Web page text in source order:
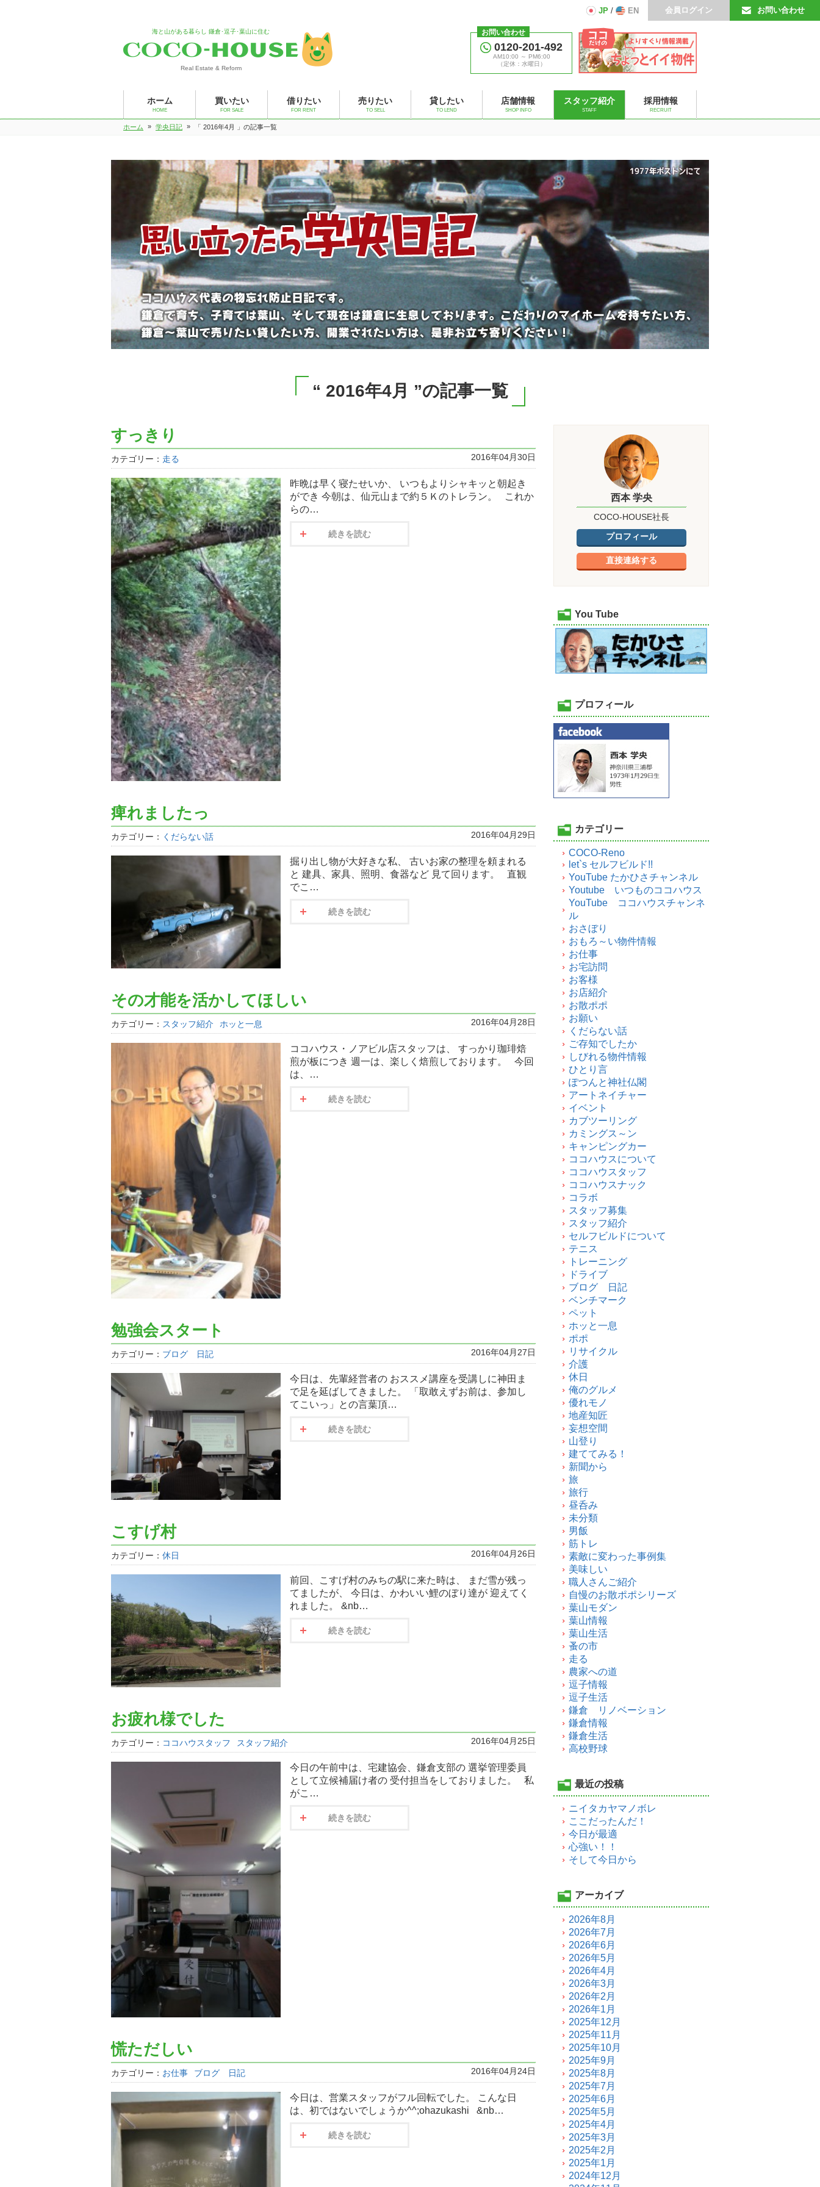
お問い合わせ
会員ログイン
JP / EN
海と山がある暮らし 鎌倉･逗子･葉山に住む
Real Estate & Reform
お問い合わせ
0120-201-492
AM10:00 ～ PM6:00
（定休：水曜日）
ホーム
HOME
買いたい
FOR SALE
借りたい
FOR RENT
売りたい
TO SELL
貸したい
TO LEND
店舗情報
SHOP INFO
スタッフ紹介
STAFF
採用情報
RECRUIT
ホーム » 学央日記 » 「 2016年4月 」の記事一覧
“ 2016年4月 ”の記事一覧
すっきり
カテゴリー： 走る 2016年04月30日
昨晩は早く寝たせいか、 いつもよりシャキッと朝起き
ができ 今朝は、仙元山まで約５Ｋのトレラン。 これか
らの…
続きを読む
痺れましたっ
カテゴリー： くだらない話 2016年04月29日
掘り出し物が大好きな私、 古いお家の整理を頼まれる
と 建具、家具、照明、食器など 見て回ります。 直観
でこ…
続きを読む
その才能を活かしてほしい
カテゴリー： スタッフ紹介 ホッと一息 2016年04月28日
ココハウス・ノアビル店スタッフは、 すっかり珈琲焙
煎が板につき 週一は、楽しく焙煎しております。 今回
は、…
続きを読む
勉強会スタート
カテゴリー： ブログ 日記 2016年04月27日
今日は、先輩経営者の おススメ講座を受講しに神田ま
で足を延ばしてきました。 「取敢えずお前は、参加し
てこいっ」との言葉頂…
続きを読む
こすげ村
カテゴリー： 休日 2016年04月26日
前回、こすげ村のみちの駅に来た時は、 まだ雪が残っ
てましたが、 今日は、かわいい鯉のぼり達が 迎えてく
れました。 &nb…
続きを読む
お疲れ様でした
カテゴリー： ココハウスタッフ スタッフ紹介 2016年04月25日
今日の午前中は、宅建協会、鎌倉支部の 選挙管理委員
として立候補届け者の 受付担当をしておりました。 私
がこ…
続きを読む
慌ただしい
カテゴリー： お仕事 ブログ 日記 2016年04月24日
今日は、営業スタッフがフル回転でした。 こんな日
は、初ではないでしょうか^^;ohazukashi &nb…
続きを読む
西本 学央
COCO-HOUSE社長
プロフィール
直接連絡する
You Tube
プロフィール
カテゴリー
COCO-Reno
let`s セルフビルド!!
YouTube たかひさチャンネル
Youtube いつものココハウス
YouTube ココハウスチャンネ
ル
おさぼり
おもろ～い物件情報
お仕事
お宅訪問
お客様
お店紹介
お散ポポ
お願い
くだらない話
ご存知でしたか
しびれる物件情報
ひとり言
ぽつんと神社仏閣
アートネイチャー
イベント
カブツーリング
カミングス～ン
キャンピングカー
ココハウスについて
ココハウスタッフ
ココハウスナック
コラボ
スタッフ募集
スタッフ紹介
セルフビルドについて
テニス
トレーニング
ドライブ
ブログ 日記
ベンチマーク
ペット
ホッと一息
ポポ
リサイクル
介護
休日
俺のグルメ
優れモノ
地産知匠
妄想空間
山登り
建ててみる！
新聞から
旅
旅行
昼呑み
未分類
男飯
筋トレ
素敵に変わった事例集
美味しい
職人さんご紹介
自慢のお散ポポシリーズ
葉山モダン
葉山情報
葉山生活
蚤の市
走る
農家への道
逗子情報
逗子生活
鎌倉 リノベーション
鎌倉情報
鎌倉生活
高校野球
最近の投稿
ニイタカヤマノボレ
ここだったんだ！
今日が最適
心強い！！
そして今日から
アーカイブ
2026年8月
2026年7月
2026年6月
2026年5月
2026年4月
2026年3月
2026年2月
2026年1月
2025年12月
2025年11月
2025年10月
2025年9月
2025年8月
2025年7月
2025年6月
2025年5月
2025年4月
2025年3月
2025年2月
2025年1月
2024年12月